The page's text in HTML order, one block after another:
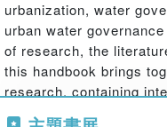
urbanization, water
urban water
of research, the
this handbook brings
research, containing